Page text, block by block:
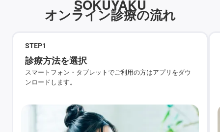
SOKUYAKU
オンライン診療の流れ
STEP1
診療方法を選択
スマートフォン・タブレットでご利用の方はアプリをダウ
ンロードします。